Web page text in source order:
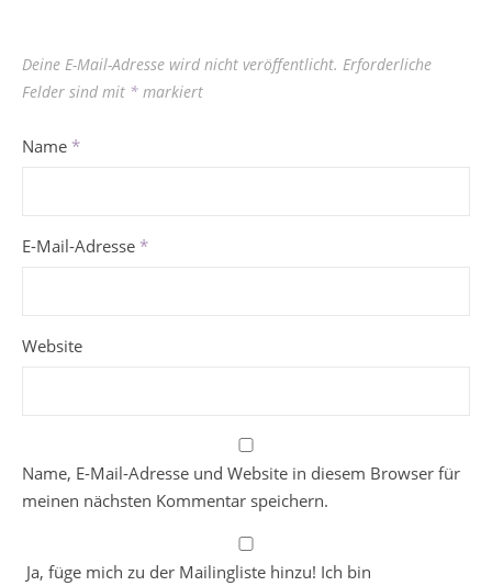
Deine E-Mail-Adresse wird nicht veröffentlicht. Erforderliche
Felder sind mit * markiert
Name *
E-Mail-Adresse *
Website
Name, E-Mail-Adresse und Website in diesem Browser für
meinen nächsten Kommentar speichern.
Ja, füge mich zu der Mailingliste hinzu! Ich bin